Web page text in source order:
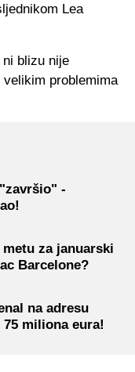
Lea
blizu nije
problemima
-
za januarski
Barcelone?
na adresu
miliona eura!